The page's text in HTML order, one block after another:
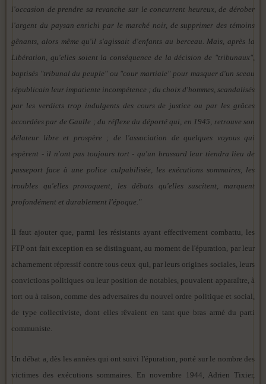
l'occasion de prendre sa revanche sur le concurrent heureux, de dérober
l'argent du paysan enrichi par le marché noir, de supprimer des témoins
gênants, alors même qu'il s'agissait d'enfants au berceau. Mais, après la
Libération, qu'elles soient la conséquence de la décision de "tribunaux",
baptisés "tribunal du peuple" ou "cour martiale" pour masquer d'un sceau
républicain leur impatiente incompétence ; du choix d'hommes, scandalisés
par les verdicts trop indulgents des cours de justice ou par les grâces
accordées par de Gaulle ; du réflexe du déporté qui, en 1945, retrouve son
délateur libre et prospère ; de l'association de quelques voyous qui
espèrent - il n'ont pas toujours tort - qu'un brassard leur tiendra lieu de
passeport face à une police culpabilisée, les exécutions sommaires, les
troubles qu'elles provoquent, les débats qu'elles suscitent, marquent
profondément et durablement l'époque."
Il faut ajouter que, parmi les résistants ayant effectivement combattu, les
FTP ont fait exception en se distinguant, au moment de l'épuration, par leur
acharnement répressif contre tous ceux qui, par leurs origines sociales, leurs
convictions politiques ou leur position de notables, pouvaient apparaître, à
tort ou à raison, comme des adversaires du nouvel ordre politique et social,
de type collectiviste, dont elles rêvaient en tant que bras armé du parti
communiste.
Un débat a, dès les années qui ont suivi l'épuration, porté sur le nombre des
victimes des exécutions sommaires. En novembre 1944, Adrien Tixier,